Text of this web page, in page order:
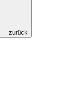
zurück